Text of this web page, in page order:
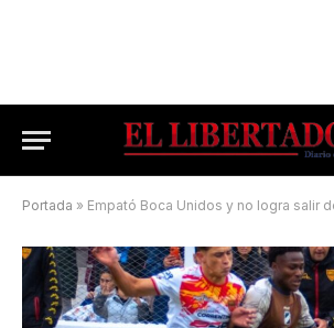
Portada » Empató Boca Unidos y no logra salir